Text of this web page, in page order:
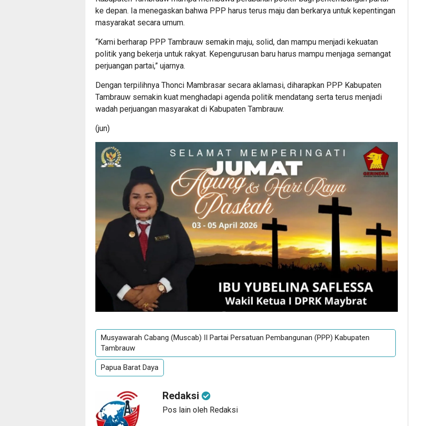
ke depan. Ia menegaskan bahwa PPP harus terus maju dan berkarya untuk kepentingan
masyarakat secara umum.
“Kami berharap PPP Tambrauw semakin maju, solid, dan mampu menjadi kekuatan
politik yang bekerja untuk rakyat. Kepengurusan baru harus mampu menjaga semangat
perjuangan partai,” ujarnya.
Dengan terpilihnya Thonci Mambrasar secara aklamasi, diharapkan PPP Kabupaten
Tambrauw semakin kuat menghadapi agenda politik mendatang serta terus menjadi
wadah perjuangan masyarakat di Kabupaten Tambrauw.
(jun)
Musyawarah Cabang (Muscab) II Partai Persatuan Pembangunan (PPP) Kabupaten
Tambrauw
Papua Barat Daya
Redaksi
Pos lain oleh Redaksi